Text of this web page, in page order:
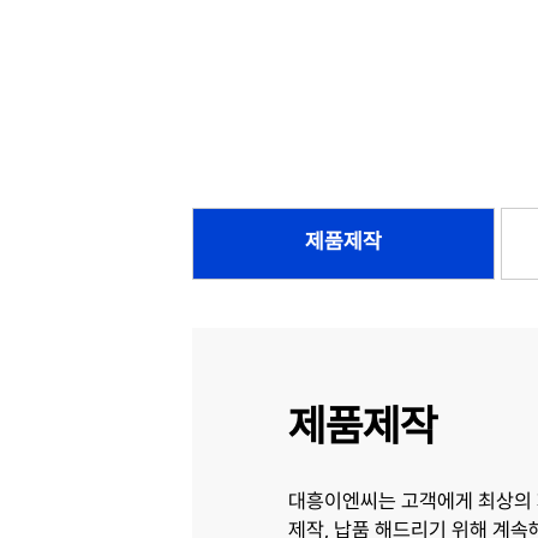
제품제작
제품제작
대흥이엔씨는 고객에게 최상의
제작, 납품 해드리기 위해 계속